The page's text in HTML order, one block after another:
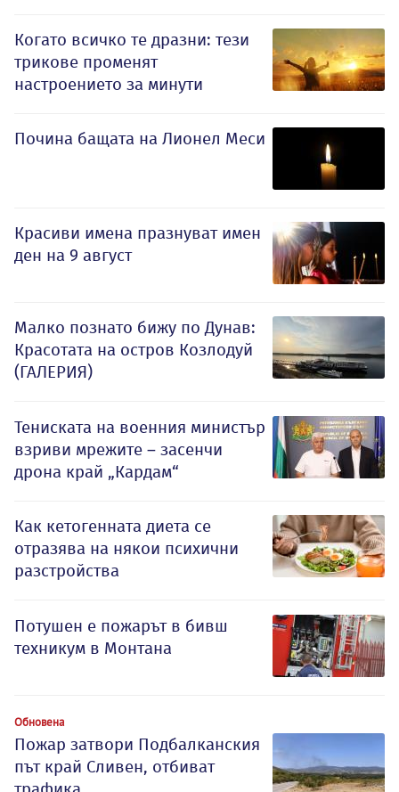
Когато всичко те дразни: тези
трикове променят
настроението за минути
Почина бащата на Лионел Меси
Красиви имена празнуват имен
ден на 9 август
Малко познато бижу по Дунав:
Красотата на остров Козлодуй
(ГАЛЕРИЯ)
Тениската на военния министър
взриви мрежите – засенчи
дрона край „Кардам“
Как кетогенната диета се
отразява на някои психични
разстройства
Потушен е пожарът в бивш
техникум в Монтана
Обновена
Пожар затвори Подбалканския
път край Сливен, отбиват